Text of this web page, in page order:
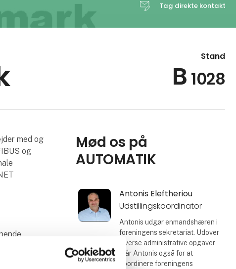
Tag direkte kontakt
Stand
B 1028
med og
og
Mød os på
AUTOMATIK
Antonis Eleftheriou
Udstillingskoordinator
Antonis udgør enmandshæren i
foreningens sekretariat. Udover
diverse administrative opgaver
står Antonis også for at
koordinere foreningens